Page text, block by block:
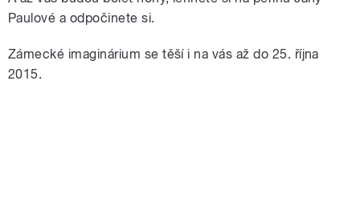
Paulové a odpočinete si.
Zámecké imaginárium se těší i na vás až do 25. října
2015.